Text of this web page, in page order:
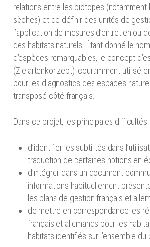
relations entre les biotopes (notamment
sèches) et de définir des unités de
l’application de mesures d’entretien ou
des habitats naturels. Étant donné le
d’espèces remarquables, le concept
(Zielartenkonzept), couramment utilisé
pour les diagnostics des espaces
transposé côté français.
Dans ce projet, les principales difficultés
d’identifier les subtilités dans
traduction de certaines notions en
d’intégrer dans un document
informations habituellement
les plans de gestion français et
de mettre en correspondance les
français et allemands pour les
habitats identifiés sur l’ensemble du